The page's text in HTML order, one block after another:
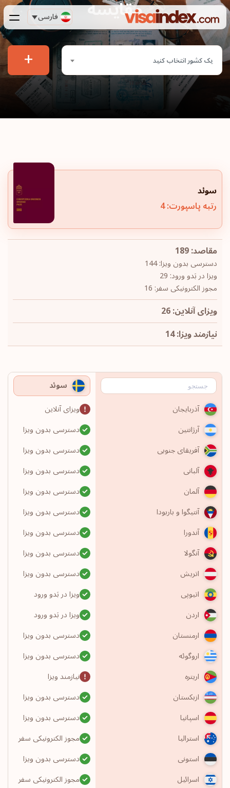
فارسی مقایسه
یک کشور انتخاب کنید +
سوئد
رتبه پاسپورت: 4
مقاصد: 189
دسترسی بدون ویزا: 144
ویزا در بَدو ورود: 29
مجوز الکترونیکی سفر: 16
ویزای آنلاین: 26
نیازمند ویزا: 14
سوئد
آذربایجان
ویزای آنلاین
آرژانتین
دسترسی بدون ویزا
آفریقای جنوبی
دسترسی بدون ویزا
آلبانی
دسترسی بدون ویزا
آلمان
دسترسی بدون ویزا
آنتیگوا و باربودا
دسترسی بدون ویزا
آندورا
دسترسی بدون ویزا
آنگولا
دسترسی بدون ویزا
اتریش
دسترسی بدون ویزا
اتیوپی
ویزا در بَدو ورود
اردن
ویزا در بَدو ورود
ارمنستان
دسترسی بدون ویزا
اروگوئه
دسترسی بدون ویزا
اریتره
نیازمند ویزا
ازبکستان
دسترسی بدون ویزا
اسپانیا
دسترسی بدون ویزا
استرالیا
مجوز الکترونیکی سفر
استونی
دسترسی بدون ویزا
اسرائیل
مجوز الکترونیکی سفر